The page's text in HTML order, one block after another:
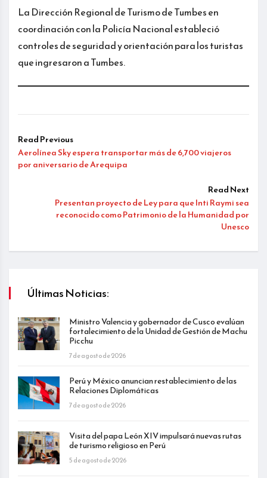
La Dirección Regional de Turismo de Tumbes en
coordinación con la Policía Nacional estableció
controles de seguridad y orientación para los turistas
que ingresaron a Tumbes.
Read Previous
Aerolínea Sky espera transportar más de 6,700 viajeros
por aniversario de Arequipa
Read Next
Presentan proyecto de Ley para que Inti Raymi sea
reconocido como Patrimonio de la Humanidad por
Unesco
Últimas Noticias:
Ministro Valencia y gobernador de Cusco evalúan
fortalecimiento de la Unidad de Gestión de Machu
Picchu
7 de agosto de 2026
Perú y México anuncian restablecimiento de las
Relaciones Diplomáticas
7 de agosto de 2026
Visita del papa León XIV impulsará nuevas rutas
de turismo religioso en Perú
5 de agosto de 2026